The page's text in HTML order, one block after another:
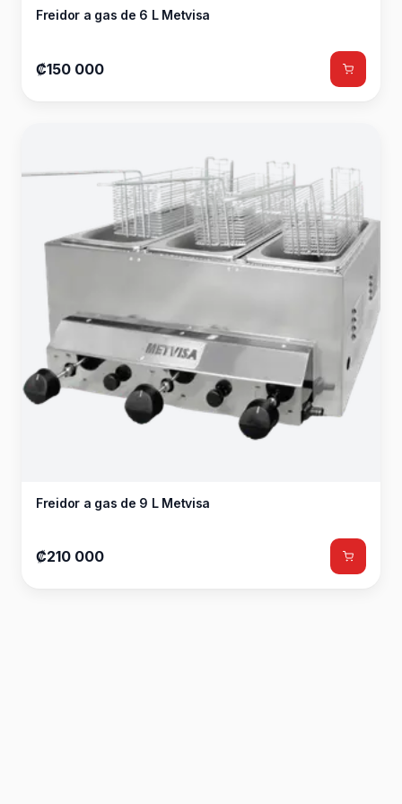
Freidor a gas de 6 L Metvisa
₡150 000
Freidor a gas de 9 L Metvisa
₡210 000